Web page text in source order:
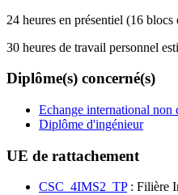
24 heures en présentiel (16 blocs
30 heures de travail personnel
Diplôme(s) concerné(s)
Echange international non
Diplôme d'ingénieur
UE de rattachement
CSC_4IMS2_TP: Filière